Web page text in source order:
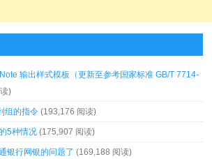
输出样式模板（更新至参考国家标准 GB/T 7714-
)
组的指令 (193,176 阅读)
5种情况 (175,907 阅读)
银行网银的问题了 (169,188 阅读)